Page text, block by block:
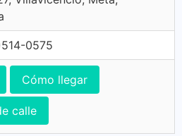
0575
Cómo llegar
calle